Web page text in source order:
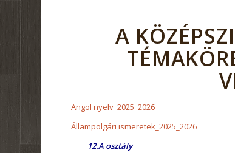
A
Angol nyelv_2025_2026
Állampolgári ismeretek_2025_2026
12.A osztály